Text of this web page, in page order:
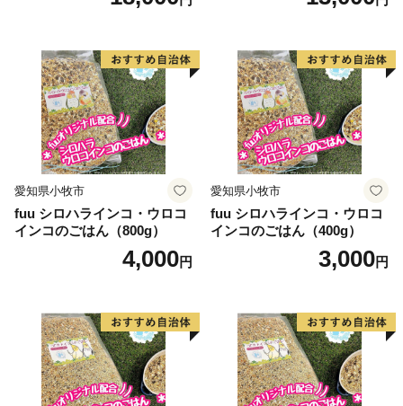
愛知県小牧市
fuu シロハラインコ・ウロコ
インコのごはん（800g）
4,000円
愛知県小牧市
fuu シロハラインコ・ウロコ
インコのごはん（400g）
3,000円